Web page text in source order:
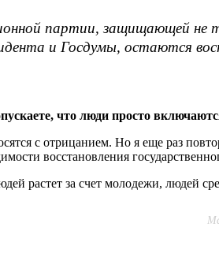
партии, защищающей не
и Госдумы, остаются
что люди просто
с отрицанием. Но я еще раз
восстановления
растет за счет молодежи, людей